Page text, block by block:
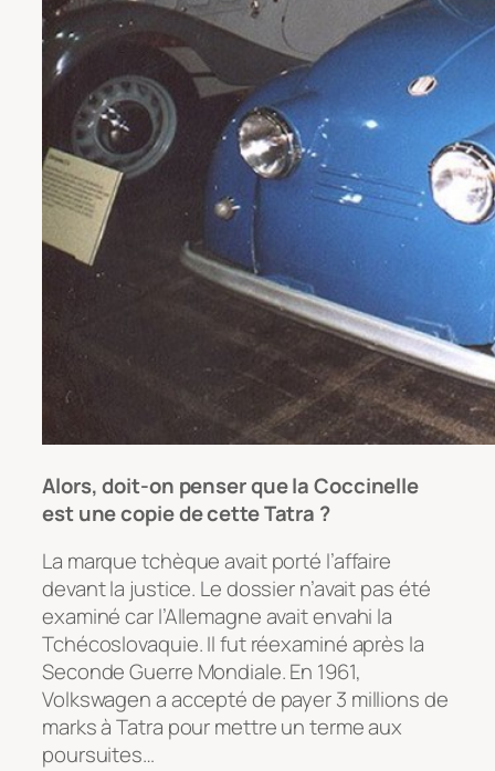
Alors, doit-on penser que la Coccinelle
est une copie de cette Tatra ?
La marque tchèque avait porté l’affaire
devant la justice. Le dossier n’avait pas été
examiné car l’Allemagne avait envahi la
Tchécoslovaquie. Il fut réexaminé après la
Seconde Guerre Mondiale. En 1961,
Volkswagen a accepté de payer 3 millions de
marks à Tatra pour mettre un terme aux
poursuites…